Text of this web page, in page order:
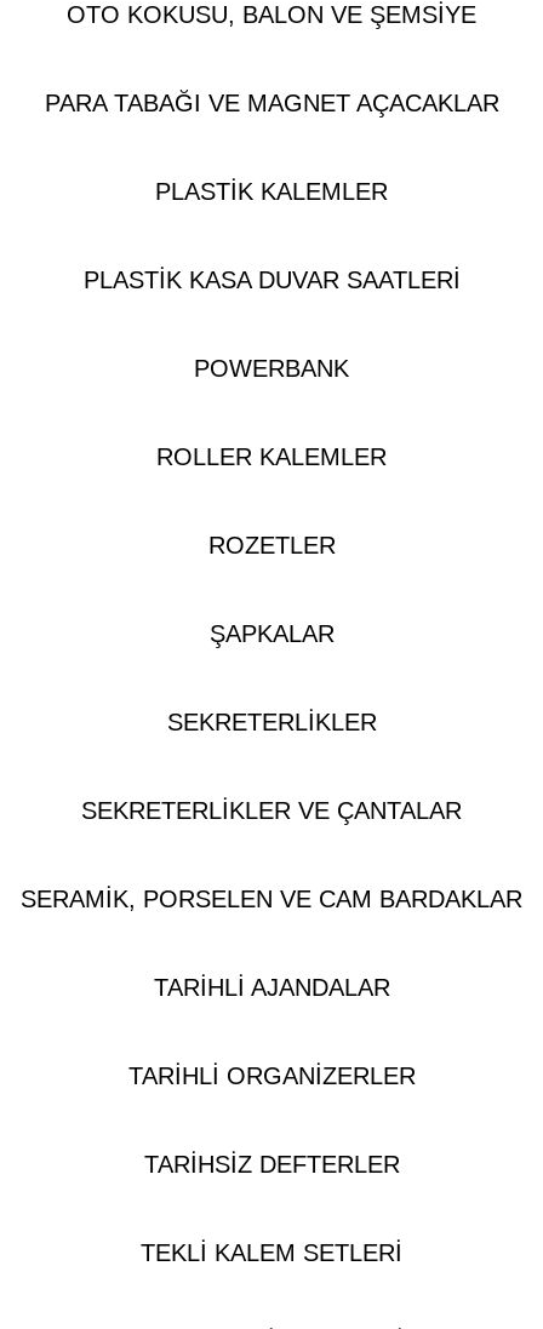
OTO KOKUSU, BALON VE ŞEMSIYE
PARA TABAĞI VE MAGNET AÇACAKLAR
PLASTIK KALEMLER
PLASTIK KASA DUVAR SAATLERI
POWERBANK
ROLLER KALEMLER
ROZETLER
ŞAPKALAR
SEKRETERLIKLER
SEKRETERLIKLER VE ÇANTALAR
SERAMIK, PORSELEN VE CAM BARDAKLAR
TARIHLI AJANDALAR
TARIHLI ORGANIZERLER
TARIHSIZ DEFTERLER
TEKLI KALEM SETLERI